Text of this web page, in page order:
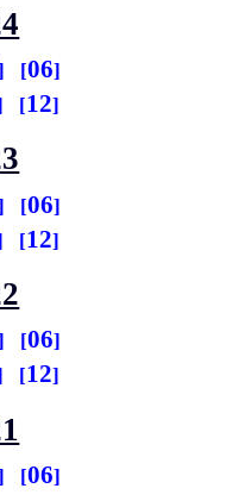
06
12
06
12
06
12
06